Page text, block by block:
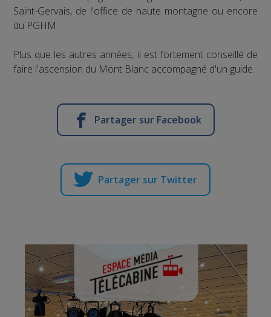
Saint-Gervais, de l'office de haute montagne ou encore
du PGHM.
Plus que les autres années, il est fortement conseillé de
faire l'ascension du Mont Blanc accompagné d'un guide.
Partager sur Facebook
Partager sur Twitter